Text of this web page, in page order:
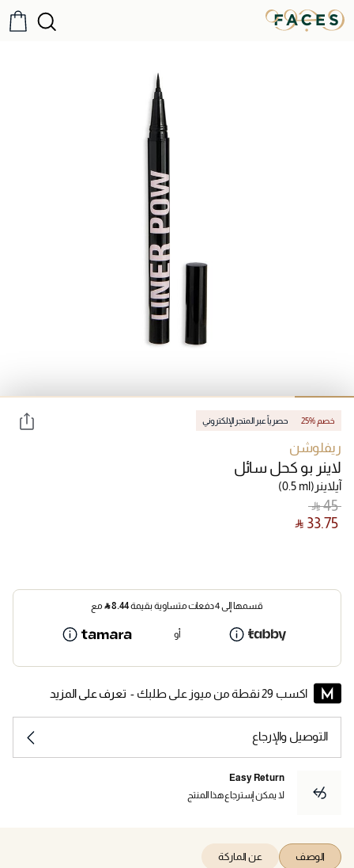
25% خصم حصرياً عبر المتجر الإلكتروني
ريفلوشن
لاينر بو كحل سائل
آيلاينر (0.5 ml)
‎ ⃁ ⁦45⁩ ‎
‎ ⃁ ⁦33.75⁩ ‎
قسمها إلى 4 دفعات متساوية بقيمة 8.44
⃁ مع
أو
اكسب 29 نقطة من ميوز على طلبك - تعرف على المزيد
التوصيل والإرجاع
Easy Return
لا يمكن إسترجاع هذا المنتج
الوصف عن الماركة